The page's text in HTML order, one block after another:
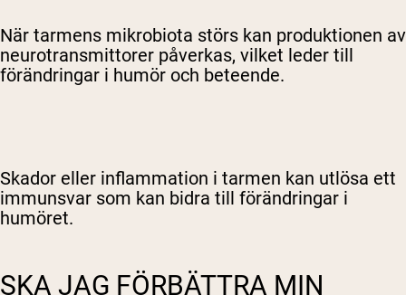
När tarmens mikrobiota störs kan produktionen av
neurotransmittorer påverkas, vilket leder till
förändringar i humör och beteende.
Skador eller inflammation i tarmen kan utlösa ett
immunsvar som kan bidra till förändringar i
humöret.
SKA JAG FÖRBÄTTRA MIN